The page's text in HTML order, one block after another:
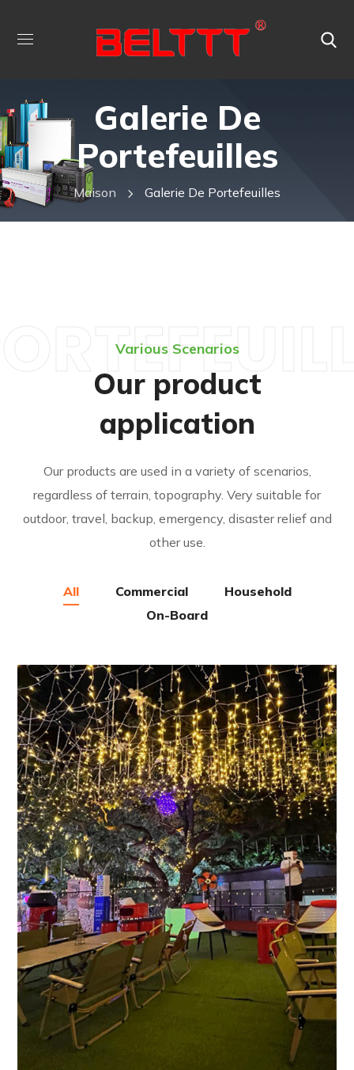
Galerie De
Portefeuilles
Maison Galerie De Portefeuilles
Various Scenarios
Our product
application
Our products are used in a variety of scenarios,
regardless of terrain, topography. Very suitable for
outdoor, travel, backup, emergency, disaster relief and
other use.
All Commercial
Household
On-Board
Mobile Power for
Outdoor Parties